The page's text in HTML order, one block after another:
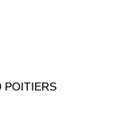
POITIERS